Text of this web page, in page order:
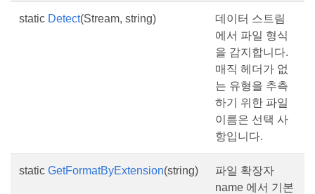
static Detect(Stream, string)
데이터 스트림
에서 파일 형식
을 감지합니다.
매직 헤더가 없
는 유형을 추측
하기 위한 파일
이름은 선택 사
항입니다.
static GetFormatByExtension(string)
파일 확장자
name 에서 기본